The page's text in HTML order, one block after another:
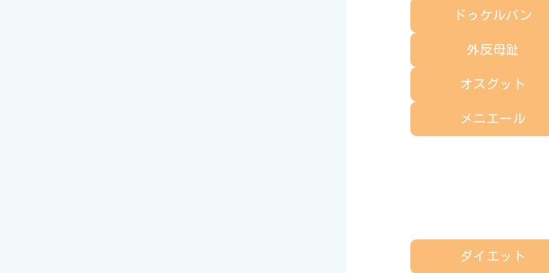
ドゥケルバン
外反母趾
オスグット
メニエール
ダイエット